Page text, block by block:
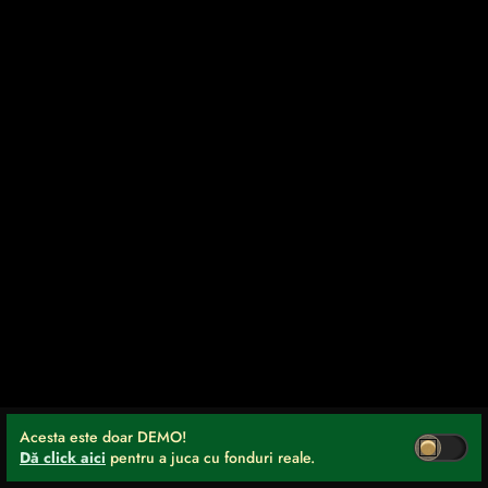
Acesta este doar DEMO!
Dă click aici pentru a juca cu fonduri reale.